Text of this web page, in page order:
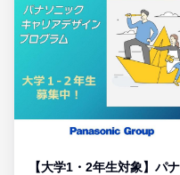
【大学1・2年生対象】パ